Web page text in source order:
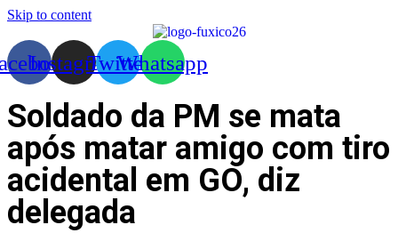
Skip to content
InstagramTwitterWhatsapp
Soldado da PM se mata
após matar amigo com tiro
acidental em GO, diz
delegada